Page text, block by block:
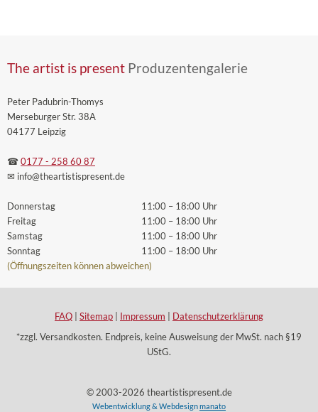
The artist is present Produzentengalerie
Peter Padubrin-Thomys
Merseburger Str. 38A
04177 Leipzig
☎ 0177 - 258 60 87
✉ info@theartistispresent.de
Donnerstag
Freitag
Samstag
Sonntag
11:00 – 18:00 Uhr
11:00 – 18:00 Uhr
11:00 – 18:00 Uhr
11:00 – 18:00 Uhr
(Öffnungszeiten können abweichen)
FAQ Sitemap Impressum
Datenschutzerklärung
*zzgl. Versandkosten. Endpreis, keine Ausweisung der MwSt. nach §19
UStG.
© 2003-2026 theartistispresent.de
Webentwicklung & Webdesignmanato